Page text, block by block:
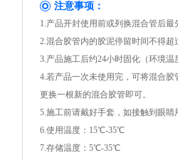
注意事项：
1.产品开封使用前或列换混合管后
2.混合胶管内的胶泥停留时间不得
3.产品施工后约24小时固化（环境
4.若产品一次未使用完，可将混合
更换一根新的混合胶管即可。
5.施工前请戴好手套，如接触到眼
6.使用温度：15℃-35℃
7.存储温度：5℃-35℃